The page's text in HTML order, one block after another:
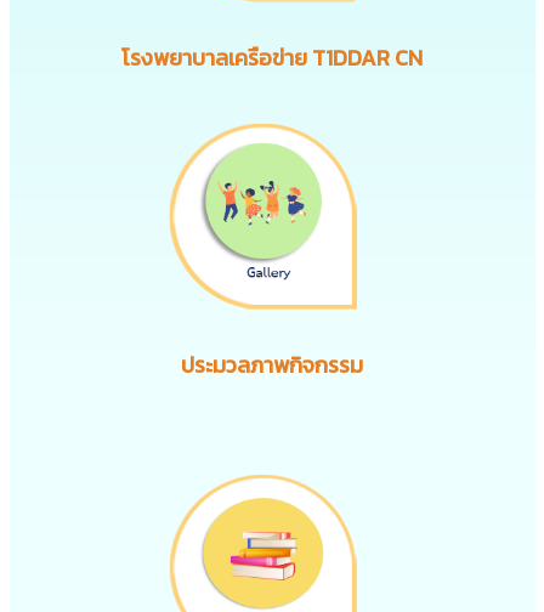
โรงพยาบาลเครือข่าย T1DDAR CN
ประมวลภาพกิจกรรม